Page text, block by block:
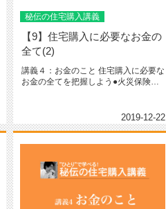
秘伝の住宅購入講義
【9】住宅購入に必要なお金の
全て(2)
講義４：お金のこと 住宅購入に必要な
お金の全てを把握しよう●火災保険料
2019-12-22